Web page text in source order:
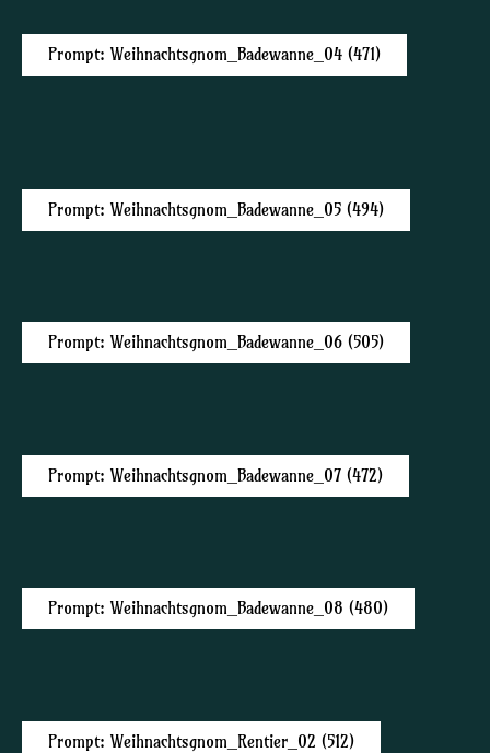
Prompt: Weihnachtsgnom_Badewanne_04 (471)
Prompt: Weihnachtsgnom_Badewanne_05 (494)
Prompt: Weihnachtsgnom_Badewanne_06 (505)
Prompt: Weihnachtsgnom_Badewanne_07 (472)
Prompt: Weihnachtsgnom_Badewanne_08 (480)
Prompt: Weihnachtsgnom_Rentier_02 (512)